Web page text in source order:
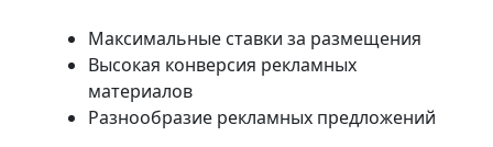
Максимальные ставки за размещения
Высокая конверсия рекламных
материалов
Разнообразие рекламных предложений